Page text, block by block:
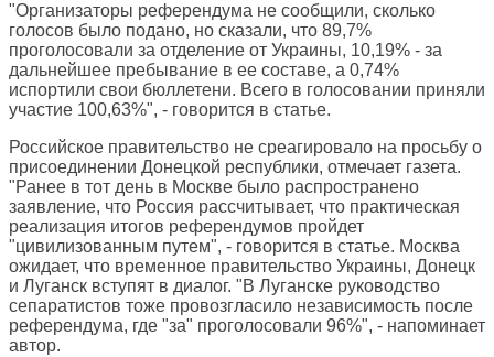
"Организаторы референдума не сообщили, сколько
голосов было подано, но сказали, что 89,7%
проголосовали за отделение от Украины, 10,19% - за
дальнейшее пребывание в ее составе, а 0,74%
испортили свои бюллетени. Всего в голосовании приняли
участие 100,63%", - говорится в статье.
Российское правительство не среагировало на просьбу о
присоединении Донецкой республики, отмечает газета.
"Ранее в тот день в Москве было распространено
заявление, что Россия рассчитывает, что практическая
реализация итогов референдумов пройдет
"цивилизованным путем", - говорится в статье. Москва
ожидает, что временное правительство Украины, Донецк
и Луганск вступят в диалог. "В Луганске руководство
сепаратистов тоже провозгласило независимость после
референдума, где "за" проголосовали 96%", - напоминает
автор.